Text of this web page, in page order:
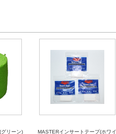
リーン)
MASTERインサートテープ(ホワイ